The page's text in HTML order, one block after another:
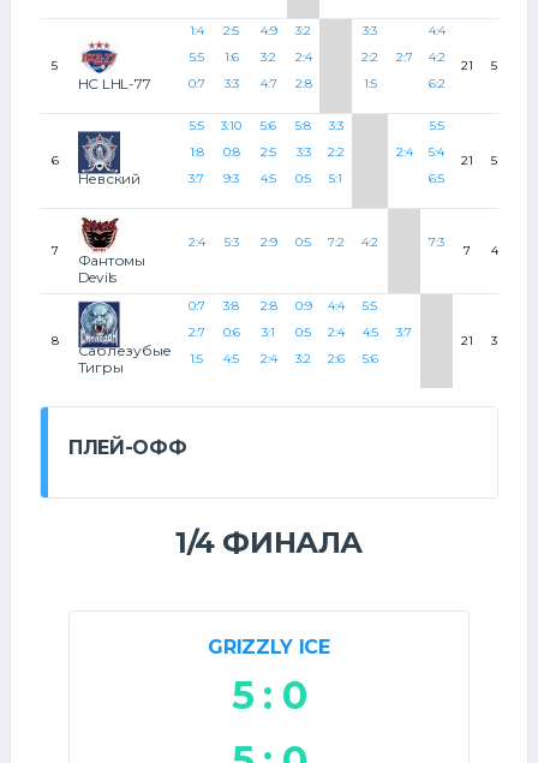
5
HC LHL-77
1:4
5:5
0:7
2:5
1:6
3:3
4:9
3:2
4:7
3:2
2:4
2:8
3:3
2:2
1:5
2:7
4:4
4:2
6:2
21 5
6
Невский
5:5
1:8
3:7
3:10
0:8
9:3
5:6
2:5
4:5
5:8
3:3
0:5
3:3
2:2
5:1
2:4
5:5
5:4
6:5
21 5
7
Фантомы
Devils
2:4 5:3 2:9 0:5 7:2 4:2 7:3
7 4
8
Саблезубые
Тигры
0:7
2:7
1:5
3:8
0:6
4:5
2:8
3:1
2:4
0:9
0:5
3:2
4:4
2:4
2:6
5:5
4:5
5:6
3:7
21 3
ПЛЕЙ-ОФФ
1/4 ФИНАЛА
GRIZZLY ICE
5 : 0